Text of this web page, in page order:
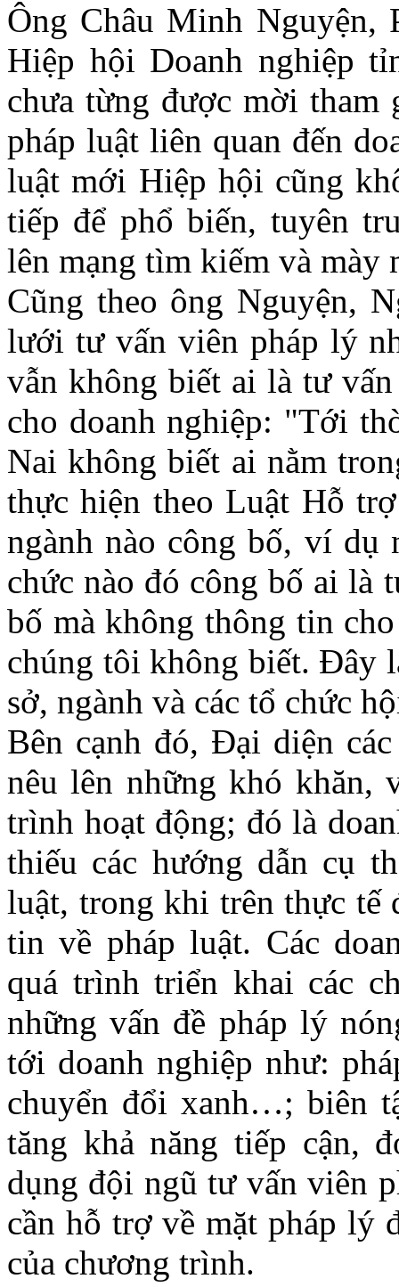
Ông Châu Minh
Hiệp hội Doanh nghiệp
chưa từng được mời tham
pháp luật liên quan đến
luật mới Hiệp hội cũng
tiếp để phổ biến, tuyên
lên mạng tìm kiếm và mày
Cũng theo ông Nguyện,
lưới tư vấn viên pháp lý
vẫn không biết ai là tư
cho doanh nghiệp: "Tới
Nai không biết ai nằm
thực hiện theo Luật Hỗ
ngành nào công bố, ví
chức nào đó công bố ai là
bố mà không thông tin
chúng tôi không biết. Đây
sở, ngành và các tổ chức
Bên cạnh đó, Đại diện
nêu lên những khó khăn,
trình hoạt động; đó là
thiếu các hướng dẫn cụ
luật, trong khi trên thực tế
tin về pháp luật. Các
quá trình triển khai các
những vấn đề pháp lý
tới doanh nghiệp như:
chuyển đổi xanh…; biên
tăng khả năng tiếp cận,
dụng đội ngũ tư vấn viên
cần hỗ trợ về mặt pháp lý
của chương trình.